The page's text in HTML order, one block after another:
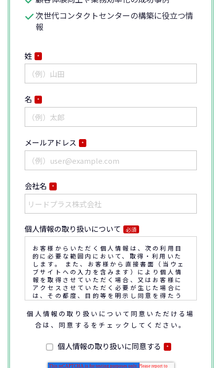
次世代コンタクトセンターの構築に役立つ情
報
姓 *
名 *
メールアドレス *
会社名 *
個人情報の取り扱いについて 必須
お客様からいただく個人情報は、次の利用目
的に必要な範囲内において、取得・利用いた
します。 また、お客様から直接書面（当ウェ
ブサイトへの入力を含みます）により個人情
報を取得させていただく場合、又はお客様に
アクセスさせていただく必要が生じた場合に
は、その都度、目的等を明示し同意を得たう
えで取得又はアクセスさせていただきます。
なお、通話内容の確認や応対品質の評価・研
客様との通話内容を書面、音声又は電子的方
法により記録させていただくことがありま
個人情報の取り扱いについて同意いただける場
合は、同意するをチェックしてください。
個人情報の取り扱いに同意する *